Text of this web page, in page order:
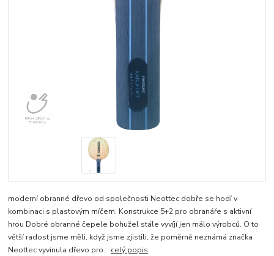
moderní obranné dřevo od společnosti Neottec dobře se hodí v
kombinaci s plastovým míčem. Konstrukce 5+2 pro obranáře s aktivní
hrou Dobré obranné čepele bohužel stále vyvíjí jen málo výrobců. O to
větší radost jsme měli, když jsme zjistili, že poměrně neznámá značka
Neottec vyvinula dřevo pro... celý popis